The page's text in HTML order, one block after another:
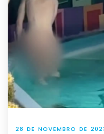
28 DE NOVEMBRO DE